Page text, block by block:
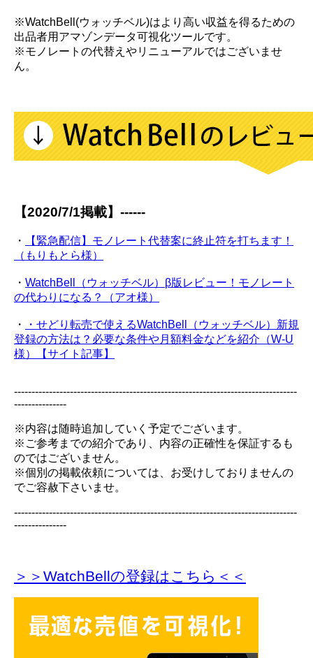
※WatchBell(ウォッチベル)はより高い収益を得るための
出品者用アマゾンデータ可視化ツールです。
※モノレートの代替えやリニューアルではございませ
ん。
【2020/7/1掲載】------
・
【緊急配信】モノレート代替案に終止符を打ちます！
（もりもとら様）
・ WatchBell（ウォッチベル）β版レビュー！モノレート
の代わりになる？（アオ様）
・
・せどり転売で使えるWatchBell（ウォッチベル）新規
登録の方法は？必要な条件や月額料金などを紹介（W-U
様）【サイト記事】
---------------------------------------------------------------------------------
---------------
※内容は随時追加していく予定でございます。
※ご参考までの紹介であり、内容の正確性を保証するも
のではございません。
※個別の掲載依頼については、お受けしておりませんの
でご容赦下さいませ。
---------------------------------------------------------------------------------
---------------
＞＞WatchBellの登録はこちら＜＜